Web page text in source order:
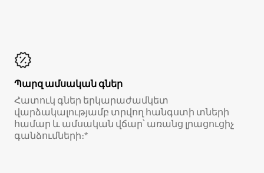
Պարզ ամսական գներ
Հատուկ գներ երկարաժամկետ
վարձակալությամբ տրվող հանգստի տների
համար և ամսական վճար՝ առանց լրացուցիչ
գանձումների։*